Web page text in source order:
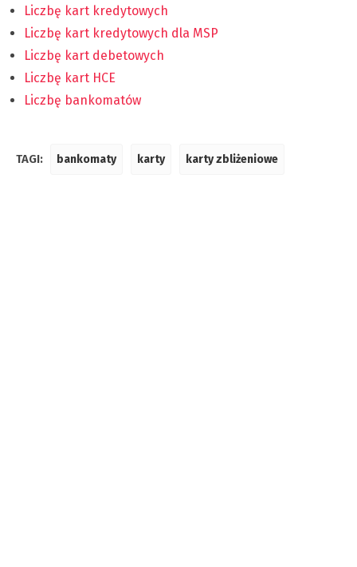
Liczbę kart kredytowych
Liczbę kart kredytowych dla MSP
Liczbę kart debetowych
Liczbę kart HCE
Liczbę bankomatów
TAGI: bankomaty karty karty zbliżeniowe